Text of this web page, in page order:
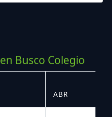
en Busco Colegio
ABR